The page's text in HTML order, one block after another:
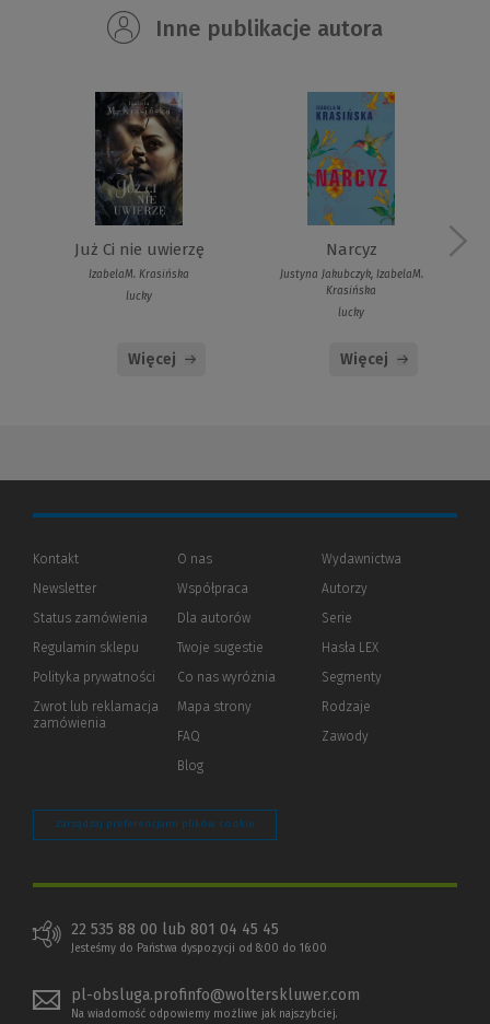
Inne publikacje autora
Już Ci nie uwierzę
IzabelaM. Krasińska
lucky
Więcej
Narcyz
Justyna Jakubczyk, IzabelaM.
Krasińska
lucky
Więcej
Kontakt
Newsletter
Status zamówienia
Regulamin sklepu
Polityka prywatności (Nowe
(Link
innej
Zwrot lub reklamacja
zamówienia
O nas
Współpraca
Dla autorów(Nowe
(Link
innej
Twoje sugestie
Co nas wyróżnia
Mapa strony
FAQ
Blog
Wydawnictwa
Autorzy
Serie
Hasła LEX
Segmenty
Rodzaje
Zawody
Zarządzaj preferencjami plików cookie
22 535 88 00 lub 801 04 45 45
Jesteśmy do Państwa dyspozycji od 8:00 do 16:00
pl-obsluga.profinfo@wolterskluwer.com
Na wiadomość odpowiemy możliwe jak najszybciej.